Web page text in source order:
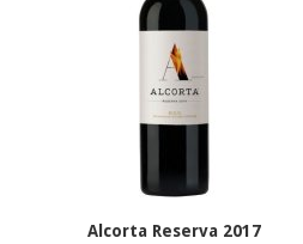
Alcorta Reserva 2017